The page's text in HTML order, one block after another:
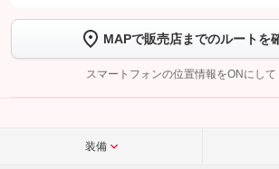
トーク画面で
ボタンをタップして問い合
完了してください。
こちら
MAPで販売店までのルートを
スマートフォンの位置情報をONにし
装備